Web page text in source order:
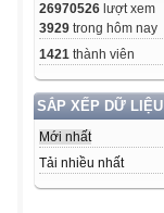
26970526 lượt xem
3929 trong hôm nay
1421 thành viên
SẮP XẾP DỮ LIỆU
Mới nhất
Tải nhiều nhất